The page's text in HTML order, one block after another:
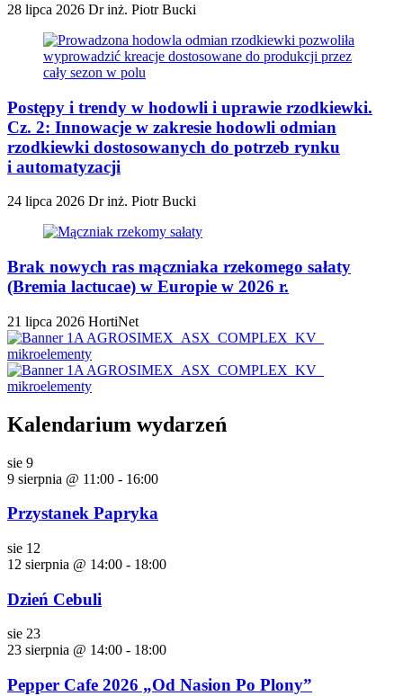
28 lipca 2026 Dr inż. Piotr Bucki
Postępy i trendy w hodowli i uprawie rzodkiewki.
Cz. 2: Innowacje w zakresie hodowli odmian
rzodkiewki dostosowanych do potrzeb rynku
i automatyzacji
24 lipca 2026 Dr inż. Piotr Bucki
Brak nowych ras mączniaka rzekomego sałaty
(Bremia lactucae) w Europie w 2026 r.
21 lipca 2026 HortiNet
Kalendarium wydarzeń
sie 9
9 sierpnia @ 11:00 - 16:00
Przystanek Papryka
sie 12
12 sierpnia @ 14:00 - 18:00
Dzień Cebuli
sie 23
23 sierpnia @ 14:00 - 18:00
Pepper Cafe 2026 „Od Nasion Po Plony”